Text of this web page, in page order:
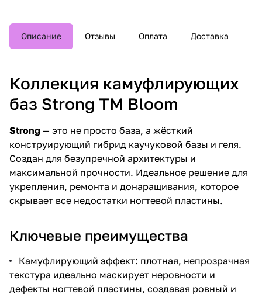
Описание Отзывы Оплата Доставка
Коллекция камуфлирующих
баз Strong TM Bloom
Strong — это не просто база, а жёсткий
конструирующий гибрид каучуковой базы и геля.
Создан для безупречной архитектуры и
максимальной прочности. Идеальное решение для
укрепления, ремонта и донаращивания, которое
скрывает все недостатки ногтевой пластины.
Ключевые преимущества
Камуфлирующий эффект: плотная, непрозрачная
текстура идеально маскирует неровности и
дефекты ногтевой пластины, создавая ровный и